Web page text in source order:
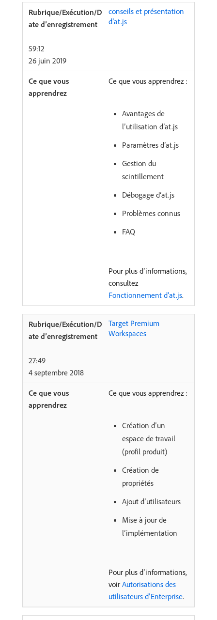
conseils et présentation
d’at.js
59:12
26 juin 2019
Ce que vous apprendrez :
Avantages de
l’utilisation d’at.js
Paramètres d’at.js
Gestion du
scintillement
Débogage d’at.js
Problèmes connus
FAQ
Pour plus d’informations,
consultez
Fonctionnement d’at.js.
Target Premium
Workspaces
27:49
4 septembre 2018
Ce que vous apprendrez :
Création d’un
espace de travail
(profil produit)
Création de
propriétés
Ajout d’utilisateurs
Mise à jour de
l’implémentation
Pour plus d’informations,
voir Autorisations des
utilisateurs d’Enterprise.